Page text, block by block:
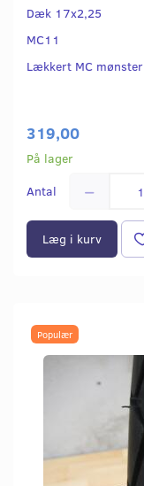
Dæk 17x2,25
MC11
Lækkert MC mønster
319,00
På lager
Antal
Læg i kurv
Populær